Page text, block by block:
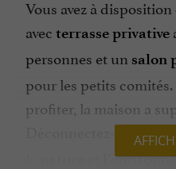
Vous avez à
avec terrasseprivative
personnes et un salon
pour les petits
profiter, la maison a
Déconnectez-vous,